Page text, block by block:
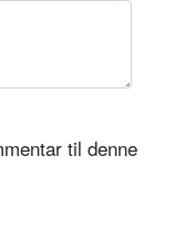
til denne